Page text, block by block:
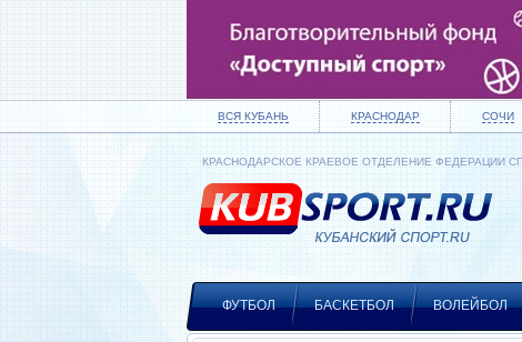
ВСЯ КУБАНЬ КРАСНОДАР СОЧИ
КРАСНОДАРСКОЕ КРАЕВОЕ ОТДЕЛЕНИЕ ФЕДЕРАЦИИ
ФУТБОЛ БАСКЕТБОЛ ВОЛЕЙБОЛ